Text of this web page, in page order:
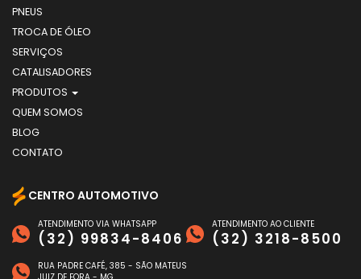
PNEUS
TROCA DE ÓLEO
SERVIÇOS
CATALISADORES
PRODUTOS
QUEM SOMOS
BLOG
CONTATO
CENTRO AUTOMOTIVO
ATENDIMENTO VIA WHATSAPP
(32) 99834-8406
ATENDIMENTO AO CLIENTE
(32) 3218-8500
RUA PADRE CAFÉ, 385 - SÃO MATEUS